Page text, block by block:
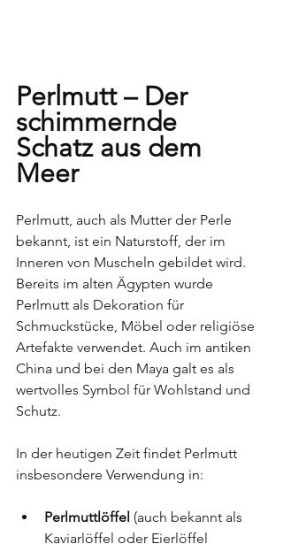
Perlmutt – Der
schimmernde
Schatz aus dem
Meer
Perlmutt, auch als Mutter der Perle
bekannt, ist ein Naturstoff, der im
Inneren von Muscheln gebildet wird.
Bereits im alten Ägypten wurde
Perlmutt als Dekoration für
Schmuckstücke, Möbel oder religiöse
Artefakte verwendet. Auch im antiken
China und bei den Maya galt es als
wertvolles Symbol für Wohlstand und
Schutz.
In der heutigen Zeit findet Perlmutt
insbesondere Verwendung in:
Perlmuttlöffel (auch bekannt als
Kaviarlöffel oder Eierlöffel